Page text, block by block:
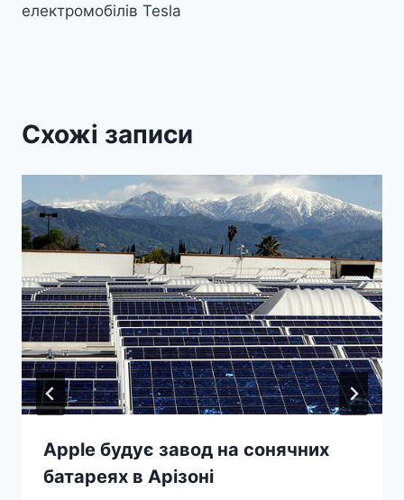
електромобілів Tesla
Схожі записи
Apple будує завод на сонячних
батареях в Арізоні